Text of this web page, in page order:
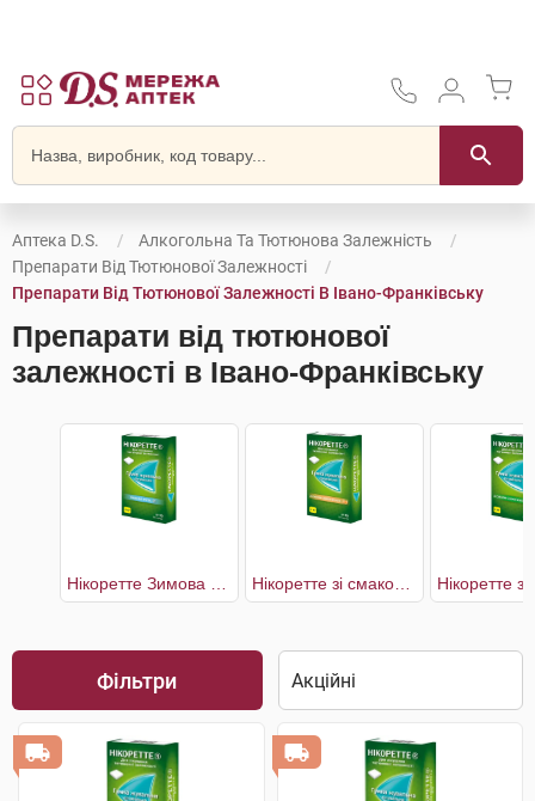
Аптека D.S.
Алкогольна Та Тютюнова Залежність
Препарати Від Тютюнової Залежності
Препарати Від Тютюнової Залежності В Івано-Франківську
Препарати від тютюнової
залежності в Івано-Франківську
Фільтри